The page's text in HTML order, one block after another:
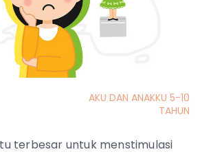
AKU DAN ANAKKU 5-10
TAHUN
terbesar untuk menstimulasi